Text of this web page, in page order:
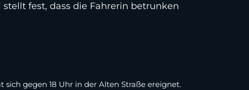
fest, dass die Fahrerin betrunken
gegen 18 Uhr in der Alten Straße ereignet.